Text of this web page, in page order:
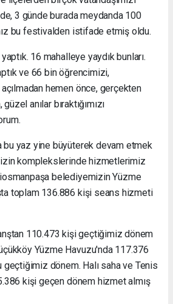
3 günde burada meydanda 100
bu festivalden istifade etmiş oldu.
16 mahalleye yaydık bunları.
ve 66 bin öğrencimizi,
açılmadan hemen önce, gerçekten
güzel anılar bıraktığımızı
bu yaz yine büyüterek devam etmek
komplekslerinde hizmetlerimiz
belediyemizin Yüzme
toplam 136.886 kişi seans hizmeti
110.473 kişi geçtiğimiz dönem
Yüzme Havuzu'nda 117.376
geçtiğimiz dönem. Halı saha ve Tenis
kişi geçen dönem hizmet almış